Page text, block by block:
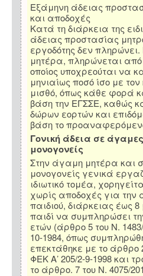
Εξάμηνη άδειας
και αποδοχές
Κατά τη διάρκεια της
άδειας προστασίας
εργοδότης δεν
μητέρα, πληρώνεται
οποίος υποχρεούται να
μηνιαίως ποσό ίσο με
μισθό, όπως κάθε φορά
βάση την ΕΓΣΣΕ, καθώς
δώρων εορτών και
βάση το
Γονική άδεια σε
μονογονείς
Στην άγαμη μητέρα και
μονογονείς γενικά
ιδιωτικό τομέα,
χωρίς αποδοχές για την
παιδιού, διάρκειας έως
παιδί να συμπληρώσει
ετών (άρθρο 5 του Ν.
10-1984, όπως
επεκτάθηκε με το άρθρο
ΦΕΚ Α’ 205/2-9-1998 και
το άρθρο. 7 του Ν. 4075/